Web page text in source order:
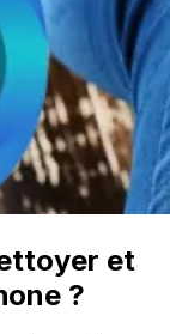
et
?